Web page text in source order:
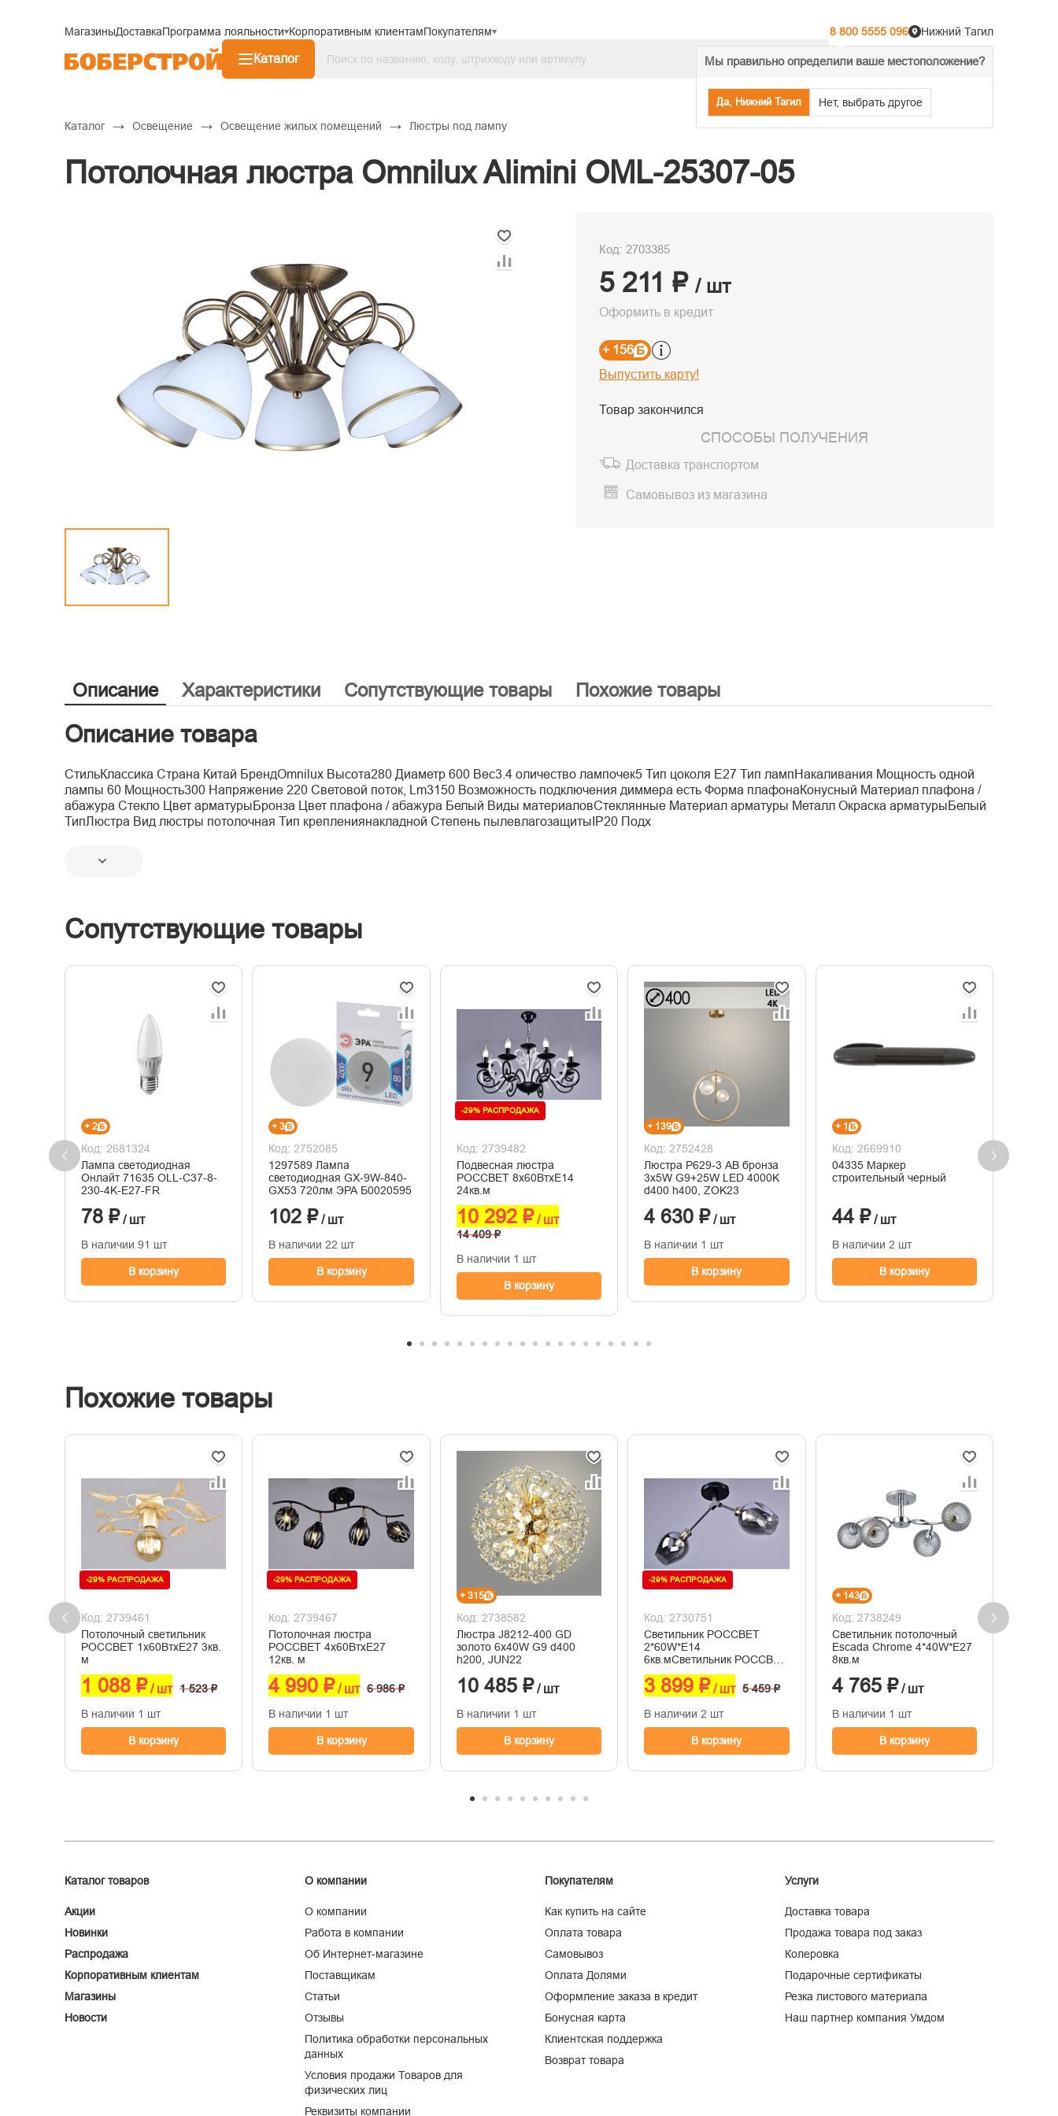
МагазиныДоставкаПрограмма лояльности Корпоративным клиентамПокупателям 8 800 5555 096
Мы правильно определили ваше местоположение?
Да, Нижний Тагил Нет, выбрать другое
Нижний Тагил
Каталог
% Акции Распродажа
Каталог → Освещение → Освещение жилых помещений → Люстры под лампу
Потолочная люстра Omnilux Alimini OML-25307-05
Код: 2703385
5 211 ₽ / шт
Оформить в кредит
+ 156
Выпустить карту!
Товар закончился
СПОСОБЫ ПОЛУЧЕНИЯ
Доставка транспортом
Самовывоз из магазина
Описание Характеристики Сопутствующие товары Похожие товары
Описание товара
СтильКлассика Страна Китай БрендOmnilux Высота280 Диаметр 600 Вес3.4 оличество лампочек5 Тип цоколя E27 Тип лампНакаливания Мощность одной
лампы 60 Мощность300 Напряжение 220 Световой поток, Lm3150 Возможность подключения диммера есть Форма плафонаКонусный Материал плафона /
абажура Стекло Цвет арматурыБронза Цвет плафона / абажура Белый Виды материаловСтеклянные Материал арматуры Металл Окраска арматурыБелый
ТипЛюстра Вид люстры потолочная Тип креплениянакладной Степень пылевлагозащитыIP20 Подх
Сопутствующие товары
+ 2
Код: 2681324
Лампа светодиодная
Онлайт 71635 OLL-C37-8-
230-4K-E27-FR
78 ₽ / шт
В наличии 91 шт
В корзину
+ 3
Код: 2752085
1297589 Лампа
светодиодная GX-9W-840-
GX53 720лм ЭРА Б0020595
102 ₽ / шт
В наличии 22 шт
В корзину
-29% РАСПРОДАЖА
Код: 2739482
Подвесная люстра
РОССВЕТ 8х60ВтхE14
24кв.м
10 292 ₽/ шт
14 409 ₽
В наличии 1 шт
В корзину
+ 139
Код: 2752428
Люстра P629-3 AB бронза
3х5W G9+25W LED 4000K
d400 h400, ZOK23
4 630 ₽ / шт
В наличии 1 шт
В корзину
+ 1
Код: 2669910
04335 Маркер
строительный черный
44 ₽/ шт
В наличии 2 шт
В корзину
Похожие товары
-29% РАСПРОДАЖА
Код: 2739461
Потолочный светильник
РОССВЕТ 1х60ВтхE27 3кв.
м
1 088 ₽ / шт 1 523 ₽
В наличии 1 шт
В корзину
-29% РАСПРОДАЖА
Код: 2739467
Потолочная люстра
РОССВЕТ 4х60ВтхE27
12кв. м
4 990 ₽ / шт 6 986 ₽
В наличии 1 шт
В корзину
+ 315
Код: 2738582
Люстра J8212-400 GD
золото 6х40W G9 d400
h200, JUN22
10 485 ₽/ шт
В наличии 1 шт
В корзину
-29% РАСПРОДАЖА
Код: 2730751
Светильник РОССВЕТ
2*60W*E14
6кв.мСветильник РОССВЕТ
2*60W*E14 6кв.м
3 899 ₽ / шт 5 459 ₽
В наличии 2 шт
В корзину
+ 143
Код: 2738249
Светильник потолочный
Escada Chrome 4*40W*E27
8кв.м
4 765 ₽/ шт
В наличии 1 шт
В корзину
Каталог товаров
Акции
Новинки
Распродажа
Корпоративным клиентам
Магазины
Новости
О компании
О компании
Работа в компании
Об Интернет-магазине
Поставщикам
Статьи
Отзывы
Политика обработки персональных
данных
Условия продажи Товаров для
физических лиц
Реквизиты компании
Покупателям
Как купить на сайте
Оплата товара
Самовывоз
Оплата Долями
Оформление заказа в кредит
Бонусная карта
Клиентская поддержка
Возврат товара
Услуги
Доставка товара
Продажа товара под заказ
Колеровка
Подарочные сертификаты
Резка листового материала
Наш партнер компания Умдом